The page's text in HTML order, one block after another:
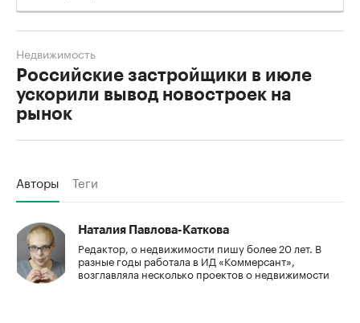
Российские застройщики в июле
ускорили вывод новостроек на
рынок
Недвижимость
Авторы Теги
Наталия Павлова-Каткова
Редактор, о недвижимости пишу более 20 лет. В
разные годы работала в ИД «Коммерсант»,
возглавляла несколько проектов о недвижимости